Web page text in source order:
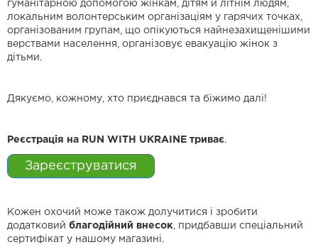
гуманітарною допомогою жінкам, дітям й літнім людям,
локальним волонтерським організаціям у гарячих точках,
організованим групам, що опікуються найнезахищенішими
верствами населення, організовує евакуацію жінок з
дітьми.
Дякуємо, кожному, хто приєднався та біжимо далі!
Реєстрація на RUN WITH UKRAINE триває.
Зареєструватися
Кожен охочий може також долучитися і зробити
додатковий благодійний внесок, придбавши спеціальний
сертифікат у нашому магазині.